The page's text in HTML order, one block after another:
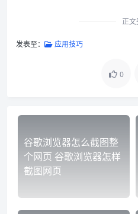
正文
发表至： 应用技巧
0
谷歌浏览器怎么截图整
个网页 谷歌浏览器怎样
截图网页